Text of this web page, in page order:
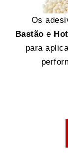
Os
Bastão e
para